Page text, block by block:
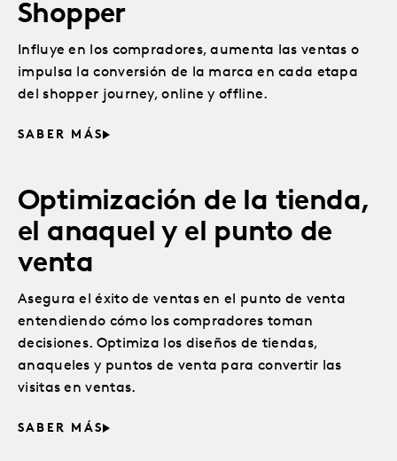
Shopper
Influye en los compradores, aumenta las ventas o
impulsa la conversión de la marca en cada etapa
del shopper journey, online y offline.
SABER MÁS
Optimización de la tienda,
el anaquel y el punto de
venta
Asegura el éxito de ventas en el punto de venta
entendiendo cómo los compradores toman
decisiones. Optimiza los diseños de tiendas,
anaqueles y puntos de venta para convertir las
visitas en ventas.
SABER MÁS